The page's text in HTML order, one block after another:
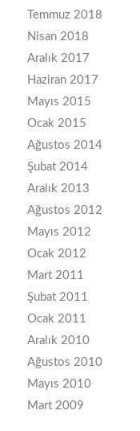
Temmuz 2018
Nisan 2018
Aralık 2017
Haziran 2017
Mayıs 2015
Ocak 2015
Ağustos 2014
Şubat 2014
Aralık 2013
Ağustos 2012
Mayıs 2012
Ocak 2012
Mart 2011
Şubat 2011
Ocak 2011
Aralık 2010
Ağustos 2010
Mayıs 2010
Mart 2009